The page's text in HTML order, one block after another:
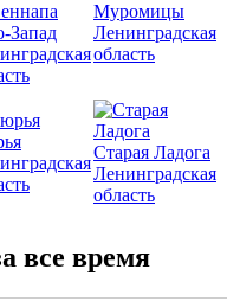
Запад
Муромицы
Ленинградская
область
Старая Ладога
Ленинградская
область
все время